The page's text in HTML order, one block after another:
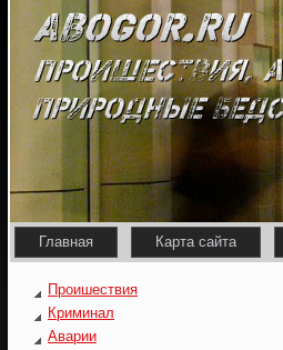
Главная Карта сайта
Проишествия
Криминал
Аварии